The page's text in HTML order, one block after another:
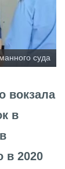
суда
вокзала
в
в 2020